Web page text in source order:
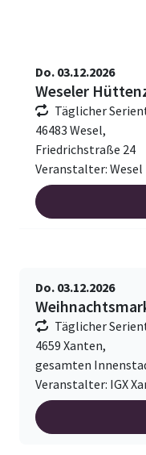
Do. 03.12.2026
Weseler
Täglicher
46483 Wesel,
Friedrichstraße 24
Veranstalter:
Do. 03.12.2026
Täglicher
4659 Xanten,
gesamten
Veranstalter: IGX